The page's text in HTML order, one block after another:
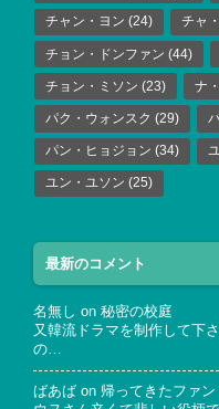
チャン・ヨン (24) チャ
チョン・ドンファン (44)
チョン・ミソン (23) ナ
パク・ウォンスク (29)
パン・ヒョジョン (34)
ユン・ユソン (25)
最新のコメント
名無し on 秘密の校庭
又韓流ドラマを制作して下
の…
ばあば on 帰ってきたファン